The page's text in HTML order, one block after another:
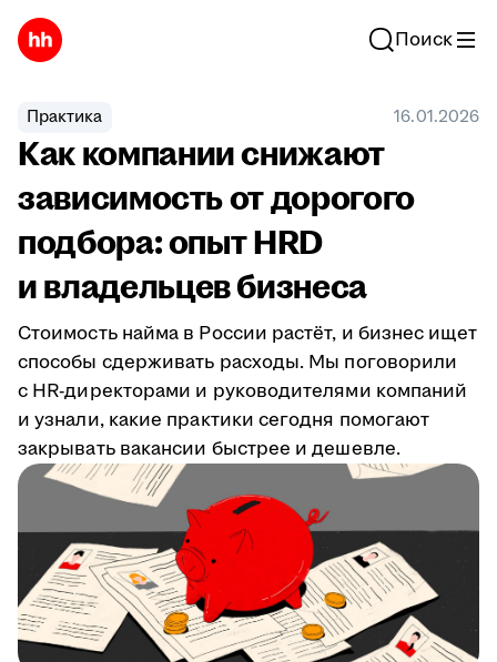
Поиск
Практика 16.01.2026
Как компании снижают
зависимость от дорогого
подбора: опыт HRD
и владельцев бизнеса
Стоимость найма в России растёт, и бизнес ищет
способы сдерживать расходы. Мы поговорили
с HR-директорами и руководителями компаний
и узнали, какие практики сегодня помогают
закрывать вакансии быстрее и дешевле.